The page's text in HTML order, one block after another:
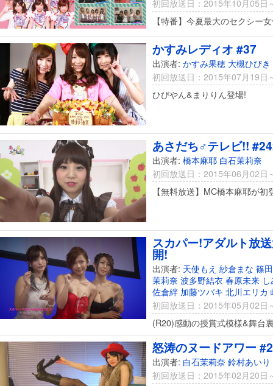
初回放送日：2015年10月05日
【特番】今夏最大のセクシー
かすみレディオ #37
出演者: かすみ果穂 大槻ひびき
初回放送日：2015年07月19日
ひびやん&まりりん登場!
あさだち♂テレビ!!
出演者: 橋本麻耶 白石茉莉奈
初回放送日：2015年06月02日
【無料放送】MC橋本麻耶が初
スカパー!アダルト放
開!
出演者: 天使もえ 紗倉まな 篠
茉莉奈 波多野結衣 春原未来
佐倉絆 加藤ツバキ 北川エリカ
初回放送日：2015年05月02日
(R20)感動の授賞式模様&舞台
怒涛のヌードアワー
出演者: 白石茉莉奈 鈴村あいり
初回放送日：2015年02月20日